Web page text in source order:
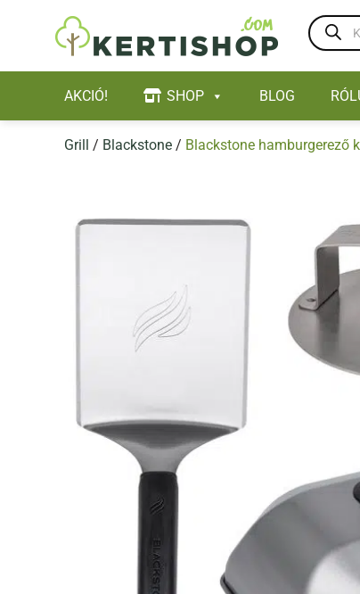
Products
search
AKCIÓ! SHOP BLOG
Grill / Blackstone / Blackstone hamburgerező